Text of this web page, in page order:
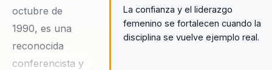
octubre de
1990, es una
reconocida
conferencista y
La confianza y el liderazgo
femenino se fortalecen cuando la
disciplina se vuelve ejemplo real.